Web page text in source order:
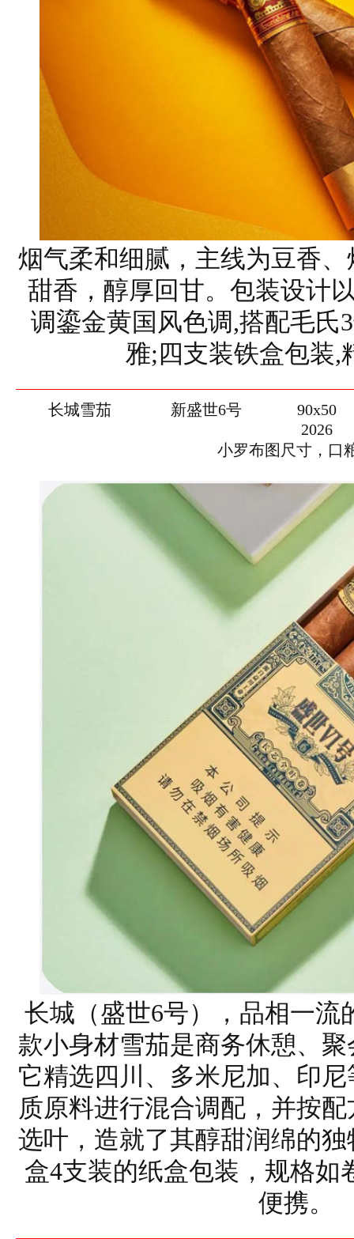
烟气柔和细腻，主线为豆香
甜香，醇厚回甘。包装设计
调鎏金黄国风色调,搭配毛氏
雅;四支装铁盒包装,
长城雪茄 新盛世6号
90x50
2026
小罗布图尺寸，口
长城（盛世6号），品相一流
款小身材雪茄是商务休憩、
它精选四川、多米尼加、印
质原料进行混合调配，并按
选叶，造就了其醇甜润绵的
盒4支装的纸盒包装，规格如
便携。